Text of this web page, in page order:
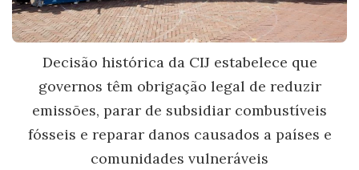
Decisão histórica da CIJ estabelece que
governos têm obrigação legal de reduzir
emissões, parar de subsidiar combustíveis
fósseis e reparar danos causados a países e
comunidades vulneráveis